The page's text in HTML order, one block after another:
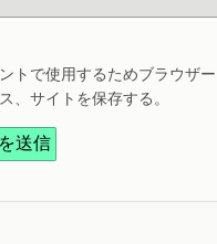
トで使用するためブラウザ
、サイトを保存する。